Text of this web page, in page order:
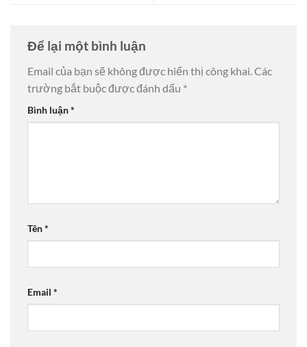
Để lại một bình luận
Email của bạn sẽ không được hiển thị công khai.Các
trường bắt buộc được đánh dấu *
Bình luận*
Tên*
Email *